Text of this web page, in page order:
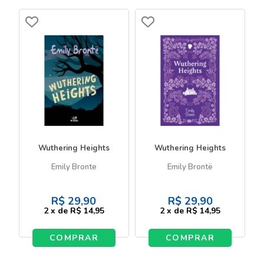
Wuthering Heights
Emily Bronte
R$ 29,90
2 x de R$ 14,95
COMPRAR
Wuthering Heights
Emily Brontë
R$ 29,90
2 x de R$ 14,95
COMPRAR